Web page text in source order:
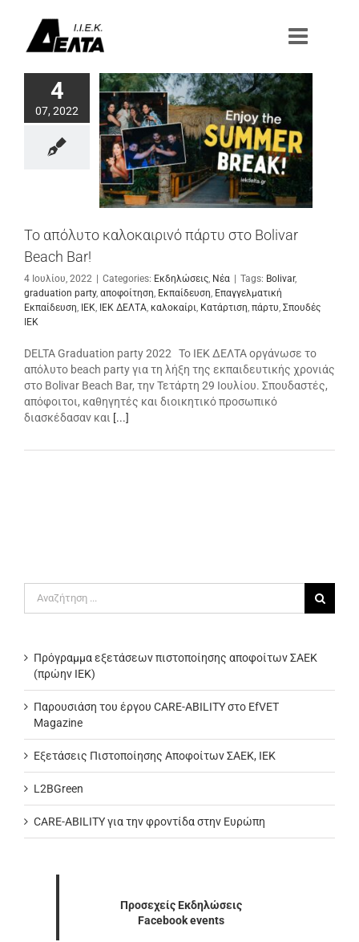
περιεχόμενο
4
07, 2022
Το απόλυτο καλοκαιρινό πάρτυ στο Bolivar
Beach Bar!
4 Ιουλίου, 2022 | Categories: Εκδηλώσεις Νέα | Tags: Bolivar,
graduation party, αποφοίτηση Εκπαίδευση Επαγγελματική
Εκπαίδευση ΙΕΚ ΙΕΚ ΔΕΛΤΑ καλοκαίρι Κατάρτιση πάρτυ Σπουδές
ΙΕΚ
DELTA Graduation party 2022 Το ΙΕΚ ΔΕΛΤΑ οργάνωσε το
απόλυτο beach party για τη λήξη της εκπαιδευτικής χρονιάς
στο Bolivar Beach Bar, την Τετάρτη 29 Ιουλίου. Σπουδαστές,
απόφοιτοι, καθηγητές και διοικητικό προσωπικό
διασκέδασαν και [...]
Πρόγραμμα εξετάσεων πιστοποίησης αποφοίτων ΣΑΕΚ
(πρώην ΙΕΚ)
Παρουσιάση του έργου CARE-ABILITY στο EfVET
Magazine
Εξετάσεις Πιστοποίησης Αποφοίτων ΣΑΕΚ, ΙΕΚ
L2BGreen
CARE-ABILITY για την φροντίδα στην Ευρώπη
Προσεχείς Εκδηλώσεις
Facebook events